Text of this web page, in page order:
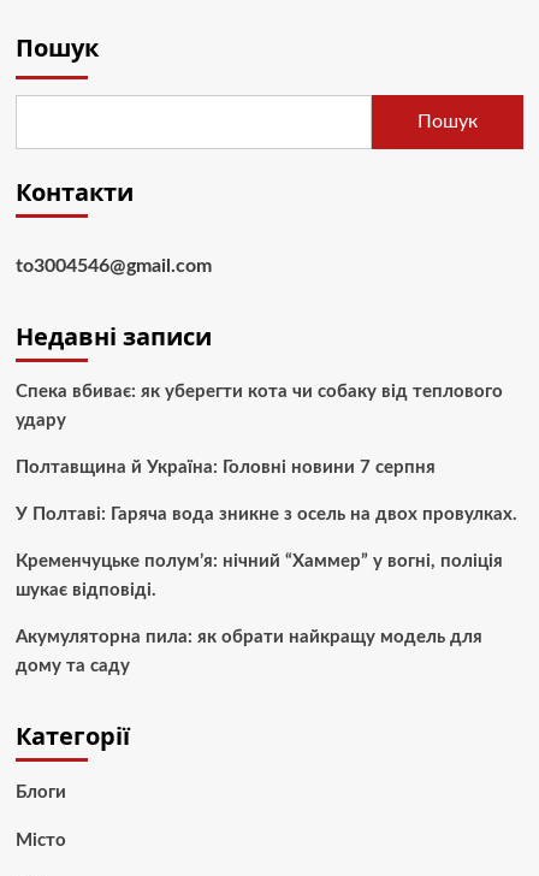
Пошук
Пошук
Контакти
to3004546@gmail.com
Недавні записи
Спека вбиває: як уберегти кота чи собаку від теплового
удару
Полтавщина й Україна: Головні новини 7 серпня
У Полтаві: Гаряча вода зникне з осель на двох провулках.
Кременчуцьке полум’я: нічний “Хаммер” у вогні, поліція
шукає відповіді.
Акумуляторна пила: як обрати найкращу модель для
дому та саду
Категорії
Блоги
Місто